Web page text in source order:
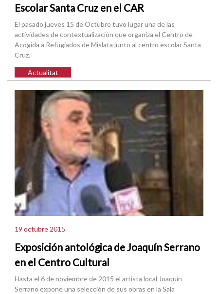
Escolar Santa Cruz en el CAR
El pasado jueves 15 de Octubre tuvo lugar una de las
actividades de contextualización que organiza el Centro de
Acogida a Refugiados de Mislata junto al centro escolar Santa
Cruz.
Actualitat
19 octubre 2015
Exposición antológica de Joaquín Serrano
en el Centro Cultural
Hasta el 6 de noviembre de 2015 el artista local Joaquín
Serrano expone una selección de sus obras en la Sala